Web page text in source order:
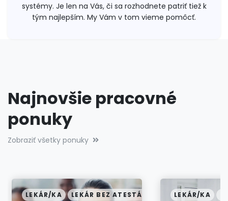
systémy. Je len na Vás, či sa rozhodnete patriť tiež k
tým najlepším. My Vám v tom vieme pomôcť.
Najnovšie pracovné
ponuky
Zobraziť všetky ponuky
LEKÁR/KA LEKÁR BEZ ATESTÁCIE LEKÁR/KA